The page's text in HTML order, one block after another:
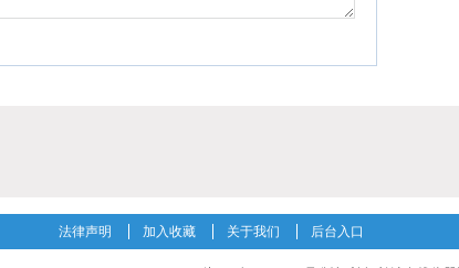
法律声明 加入收藏 关于我们 后台入口